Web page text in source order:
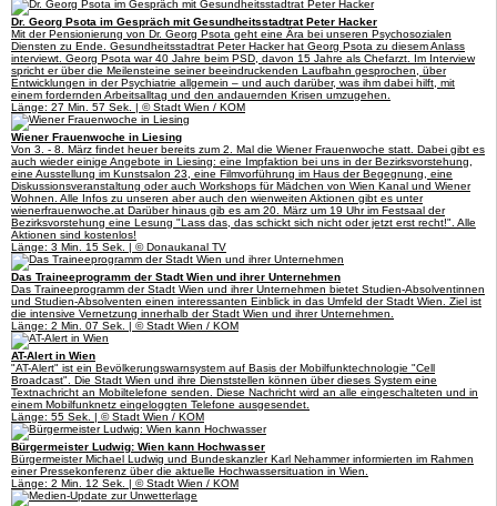
Dr. Georg Psota im Gespräch mit Gesundheitsstadtrat Peter Hacker
Mit der Pensionierung von Dr. Georg Psota geht eine Ära bei unseren Psychosozialen
Diensten zu Ende. Gesundheitsstadtrat Peter Hacker hat Georg Psota zu diesem Anlass
interviewt. Georg Psota war 40 Jahre beim PSD, davon 15 Jahre als Chefarzt. Im Interview
spricht er über die Meilensteine seiner beeindruckenden Laufbahn gesprochen, über
Entwicklungen in der Psychiatrie allgemein – und auch darüber, was ihm dabei hilft, mit
einem fordernden Arbeitsalltag und den andauernden Krisen umzugehen.
Länge: 27 Min. 57 Sek. | © Stadt Wien / KOM
Wiener Frauenwoche in Liesing
Von 3. - 8. März findet heuer bereits zum 2. Mal die Wiener Frauenwoche statt. Dabei gibt es
auch wieder einige Angebote in Liesing: eine Impfaktion bei uns in der Bezirksvorstehung,
eine Ausstellung im Kunstsalon 23, eine Filmvorführung im Haus der Begegnung, eine
Diskussionsveranstaltung oder auch Workshops für Mädchen von Wien Kanal und Wiener
Wohnen. Alle Infos zu unseren aber auch den wienweiten Aktionen gibt es unter
wienerfrauenwoche.at Darüber hinaus gib es am 20. März um 19 Uhr im Festsaal der
Bezirksvorstehung eine Lesung "Lass das, das schickt sich nicht oder jetzt erst recht!". Alle
Aktionen sind kostenlos!
Länge: 3 Min. 15 Sek. | © Donaukanal TV
Das Traineeprogramm der Stadt Wien und ihrer Unternehmen
Das Traineeprogramm der Stadt Wien und ihrer Unternehmen bietet Studien-Absolventinnen
und Studien-Absolventen einen interessanten Einblick in das Umfeld der Stadt Wien. Ziel ist
die intensive Vernetzung innerhalb der Stadt Wien und ihrer Unternehmen.
Länge: 2 Min. 07 Sek. | © Stadt Wien / KOM
AT-Alert in Wien
"AT-Alert" ist ein Bevölkerungswarnsystem auf Basis der Mobilfunktechnologie "Cell
Broadcast". Die Stadt Wien und ihre Dienststellen können über dieses System eine
Textnachricht an Mobiltelefone senden. Diese Nachricht wird an alle eingeschalteten und in
einem Mobilfunknetz eingeloggten Telefone ausgesendet.
Länge: 55 Sek. | © Stadt Wien / KOM
Bürgermeister Ludwig: Wien kann Hochwasser
Bürgermeister Michael Ludwig und Bundeskanzler Karl Nehammer informierten im Rahmen
einer Pressekonferenz über die aktuelle Hochwassersituation in Wien.
Länge: 2 Min. 12 Sek. | © Stadt Wien / KOM